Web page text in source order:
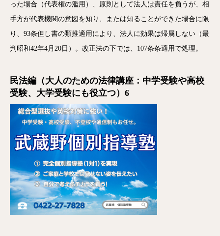
った場合（代表権の濫用）、原則として法人は責任を負うが、相
手方が代表機関の意図を知り、または知ることができた場合に限
り、93条但し書の類推適用により、法人に効果は帰属しない（最
判昭和42年4月20日）。改正法の下では、107条条適用で処理。
民法編（大人のための法律講座：中学受験や高校
受験、大学受験にも役立つ）6